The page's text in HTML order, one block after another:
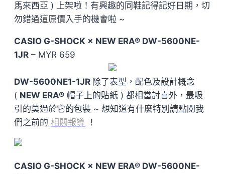
馬來西亞 ) 上架啦！有興趣的同鞋記得記好日期，切
勿錯過這原價入手的機會啦 ~
CASIO G-SHOCK × NEW ERA® DW-5600NE-
1JR – MYR 659
DW-5600NE1-1JR 除了表型，配色及設計概念
( NEW ERA® 帽子上的貼紙 ) 都相當討喜外，最吸
引的莫過於它的包裝 ~ 想知道有什麼特別請點閱我
們之前的 相關報導 ！
CASIO G-SHOCK × NEW ERA® DW-5600NE-